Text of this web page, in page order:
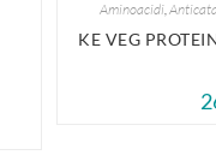
Aminoacidi
KE VEG